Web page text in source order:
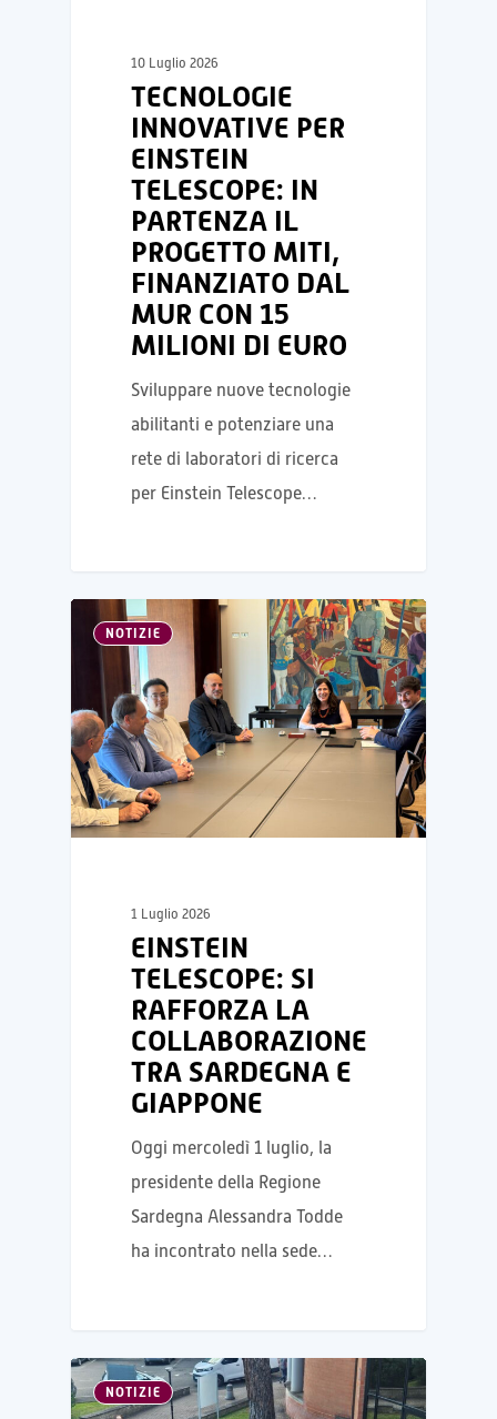
10 Luglio 2026
TECNOLOGIE
INNOVATIVE PER
EINSTEIN
TELESCOPE: IN
PARTENZA IL
PROGETTO MITI,
FINANZIATO DAL
MUR CON 15
MILIONI DI EURO
Sviluppare nuove tecnologie
abilitanti e potenziare una
rete di laboratori di ricerca
per Einstein Telescope…
NOTIZIE
1 Luglio 2026
EINSTEIN
TELESCOPE: SI
RAFFORZA LA
COLLABORAZIONE
TRA SARDEGNA E
GIAPPONE
Oggi mercoledì 1 luglio, la
presidente della Regione
Sardegna Alessandra Todde
ha incontrato nella sede…
NOTIZIE